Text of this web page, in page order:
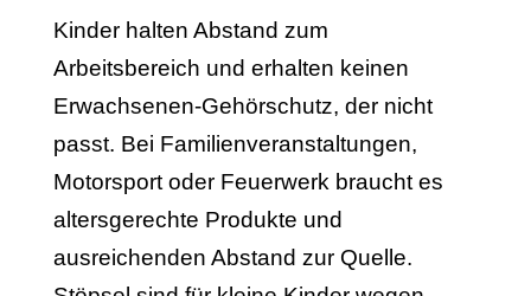
Kinder halten Abstand zum
Arbeitsbereich und erhalten keinen
Erwachsenen-Gehörschutz, der nicht
passt. Bei Familienveranstaltungen,
Motorsport oder Feuerwerk braucht es
altersgerechte Produkte und
ausreichenden Abstand zur Quelle.